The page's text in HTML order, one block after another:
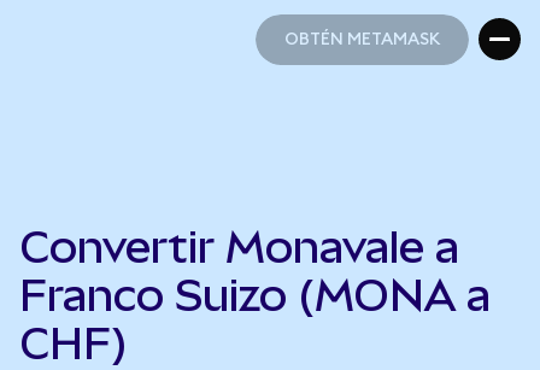
OBTÉN METAMASK
Convertir Monavale a
Franco Suizo (MONA a
CHF)